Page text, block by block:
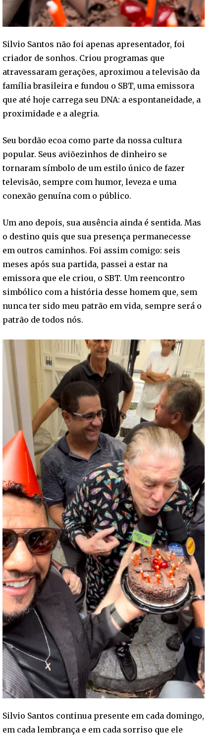
Silvio Santos não foi apenas apresentador, foi
criador de sonhos. Criou programas que
atravessaram gerações, aproximou a televisão da
família brasileira e fundou o SBT, uma emissora
que até hoje carrega seu DNA: a espontaneidade, a
proximidade e a alegria.
Seu bordão ecoa como parte da nossa cultura
popular. Seus aviõezinhos de dinheiro se
tornaram símbolo de um estilo único de fazer
televisão, sempre com humor, leveza e uma
conexão genuína com o público.
Um ano depois, sua ausência ainda é sentida. Mas
o destino quis que sua presença permanecesse
em outros caminhos. Foi assim comigo: seis
meses após sua partida, passei a estar na
emissora que ele criou, o SBT. Um reencontro
simbólico com a história desse homem que, sem
nunca ter sido meu patrão em vida, sempre será o
patrão de todos nós.
Silvio Santos continua presente em cada domingo,
em cada lembrança e em cada sorriso que ele